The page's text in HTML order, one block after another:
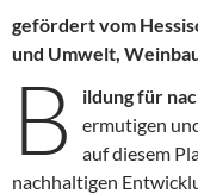
gefördert vom
und Umwelt,
B ildung für
ermutigen
auf diesem
nachhaltigen